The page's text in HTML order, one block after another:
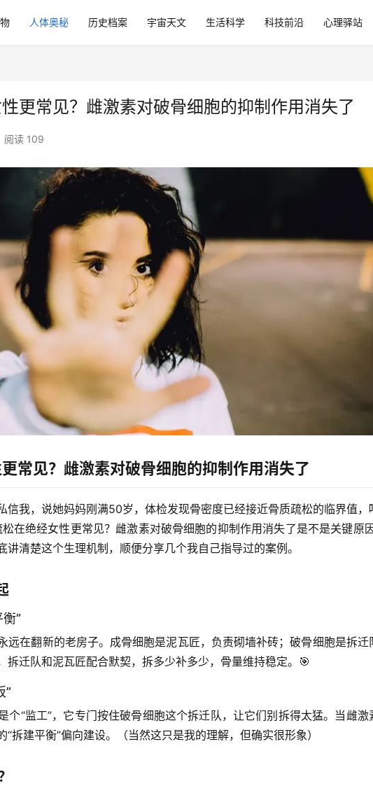
人体奥秘 历史档案 宇宙天文 生活科学 科技前沿 心理驿站
更常见？雌激素对破骨细胞的抑制作用消失了
阅读 109
常见？雌激素对破骨细胞的抑制作用消失了
信我，说她妈妈刚满50岁，体检发现骨密度已经接近骨质疏松的临界值，
在绝经女性更常见？雌激素对破骨细胞的抑制作用消失了是不是关键原
清楚这个生理机制，顺便分享几个我自己指导过的案例。
”
在翻新的老房子。 成骨细胞是泥瓦匠，负责砌墙补砖；破骨细胞是拆迁
拆迁队和泥瓦匠配合默契，拆多少补多少，骨量维持稳定。🎯
”
“监工”，它专门按住破骨细胞这个拆迁队，让它们别拆得太猛。 当雌激
“拆建平衡”偏向建设。（当然这只是我的理解，但确实很形象）